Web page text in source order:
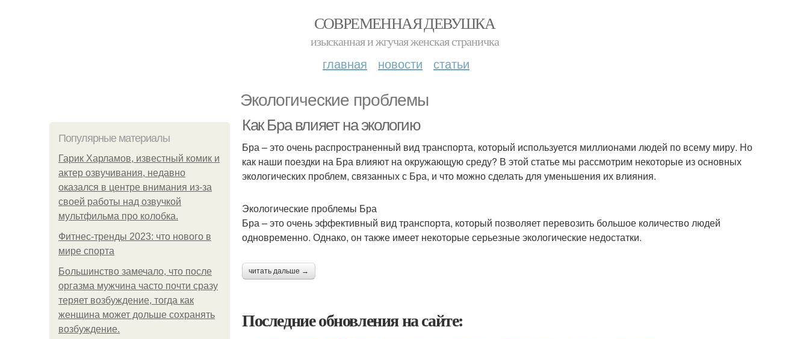
СОВРЕМЕННАЯ ДЕВУШКА
изысканная и жгучая женская страничка
главная новости статьи
Экологические проблемы
Популярные материалы
Гарик Харламов, известный комик и
актер озвучивания, недавно
оказался в центре внимания из-за
своей работы над озвучкой
мультфильма про колобка.
Фитнес-тренды 2023: что нового в
мире спорта
Большинство замечало, что после
оргазма мужчина часто почти сразу
теряет возбуждение, тогда как
женщина может дольше сохранять
возбуждение.
Как Бра влияет на экологию
Бра – это очень распространенный вид транспорта, который используется миллионами людей по всему миру. Но
как наши поездки на Бра влияют на окружающую среду? В этой статье мы рассмотрим некоторые из основных
экологических проблем, связанных с Бра, и что можно сделать для уменьшения их влияния.
Экологические проблемы Бра
Бра – это очень эффективный вид транспорта, который позволяет перевозить большое количество людей
одновременно. Однако, он также имеет некоторые серьезные экологические недостатки.
читать дальше →
Последние обновления на сайте: